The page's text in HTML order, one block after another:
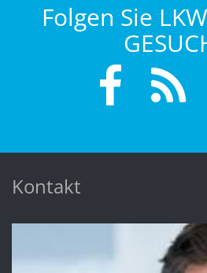
Folgen Sie
Kontakt